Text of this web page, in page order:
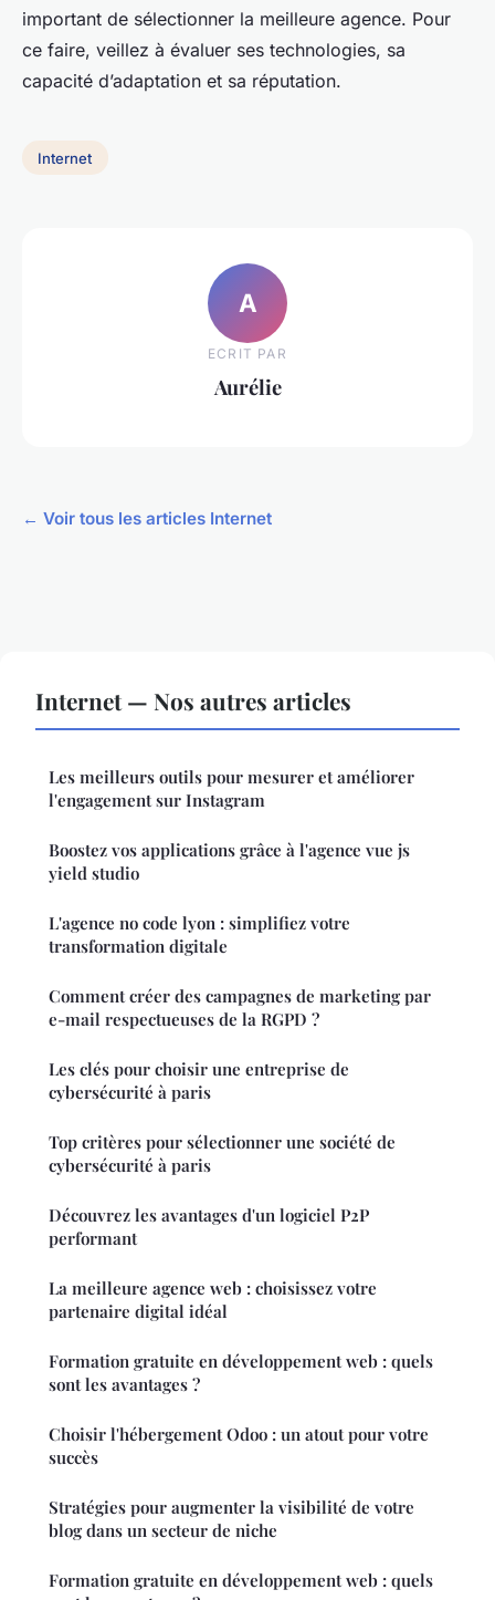
important de sélectionner la meilleure agence. Pour
ce faire, veillez à évaluer ses technologies, sa
capacité d’adaptation et sa réputation.
Internet
A
ECRIT PAR
Aurélie
← Voir tous les articles Internet
Internet — Nos autres articles
Les meilleurs outils pour mesurer et améliorer
l'engagement sur Instagram
Boostez vos applications grâce à l'agence vue js
yield studio
L'agence no code lyon : simplifiez votre
transformation digitale
Comment créer des campagnes de marketing par
e-mail respectueuses de la RGPD ?
Les clés pour choisir une entreprise de
cybersécurité à paris
Top critères pour sélectionner une société de
cybersécurité à paris
Découvrez les avantages d'un logiciel P2P
performant
La meilleure agence web : choisissez votre
partenaire digital idéal
Formation gratuite en développement web : quels
sont les avantages ?
Choisir l'hébergement Odoo : un atout pour votre
succès
Stratégies pour augmenter la visibilité de votre
blog dans un secteur de niche
Formation gratuite en développement web : quels